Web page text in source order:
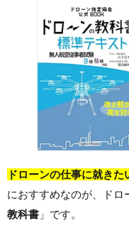
ドローンの仕事に就き
におすすめなのが、ドロ
教科書 」です。